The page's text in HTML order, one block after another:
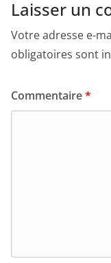
Laisser un
Votre adresse e-
obligatoires sont
Commentaire*